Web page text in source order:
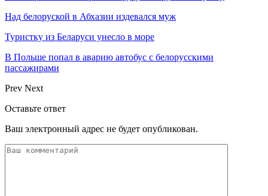
Над белоруской в Абхазии издевался муж
Туристку из Беларуси унесло в море
В Польше попал в аварию автобус с белорусскими
пассажирами
Prev Next
Оставьте ответ
Ваш электронный адрес не будет опубликован.